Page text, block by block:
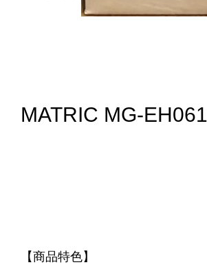
MATRIC MG-
【商品特色】